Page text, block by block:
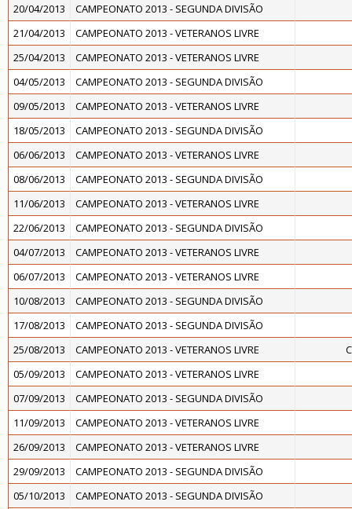
20/04/2013
CAMPEONATO 2013 - SEGUNDA DIVISÃO
21/04/2013
CAMPEONATO 2013 - VETERANOS LIVRE
25/04/2013
CAMPEONATO 2013 - VETERANOS LIVRE
04/05/2013
CAMPEONATO 2013 - SEGUNDA DIVISÃO
09/05/2013
CAMPEONATO 2013 - VETERANOS LIVRE
18/05/2013
CAMPEONATO 2013 - SEGUNDA DIVISÃO
06/06/2013
CAMPEONATO 2013 - VETERANOS LIVRE
08/06/2013
CAMPEONATO 2013 - SEGUNDA DIVISÃO
11/06/2013
CAMPEONATO 2013 - VETERANOS LIVRE
22/06/2013
CAMPEONATO 2013 - SEGUNDA DIVISÃO
04/07/2013
CAMPEONATO 2013 - VETERANOS LIVRE
06/07/2013
CAMPEONATO 2013 - VETERANOS LIVRE
10/08/2013
CAMPEONATO 2013 - SEGUNDA DIVISÃO
17/08/2013
CAMPEONATO 2013 - SEGUNDA DIVISÃO
25/08/2013
CAMPEONATO 2013 - VETERANOS LIVRE
05/09/2013
CAMPEONATO 2013 - VETERANOS LIVRE
07/09/2013
CAMPEONATO 2013 - SEGUNDA DIVISÃO
11/09/2013
CAMPEONATO 2013 - VETERANOS LIVRE
26/09/2013
CAMPEONATO 2013 - VETERANOS LIVRE
29/09/2013
CAMPEONATO 2013 - SEGUNDA DIVISÃO
05/10/2013
CAMPEONATO 2013 - SEGUNDA DIVISÃO